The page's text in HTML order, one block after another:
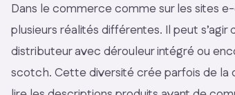
Dans le commerce comme sur les sites
plusieurs réalités différentes. Il peut s’agir
distributeur avec dérouleur intégré ou
scotch. Cette diversité crée parfois de la